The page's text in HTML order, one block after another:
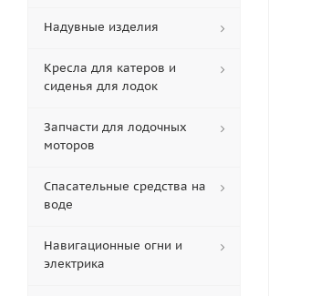
Надувные изделия
Кресла для катеров и
сиденья для лодок
Запчасти для лодочных
моторов
Спасательные средства на
воде
Навигационные огни и
электрика